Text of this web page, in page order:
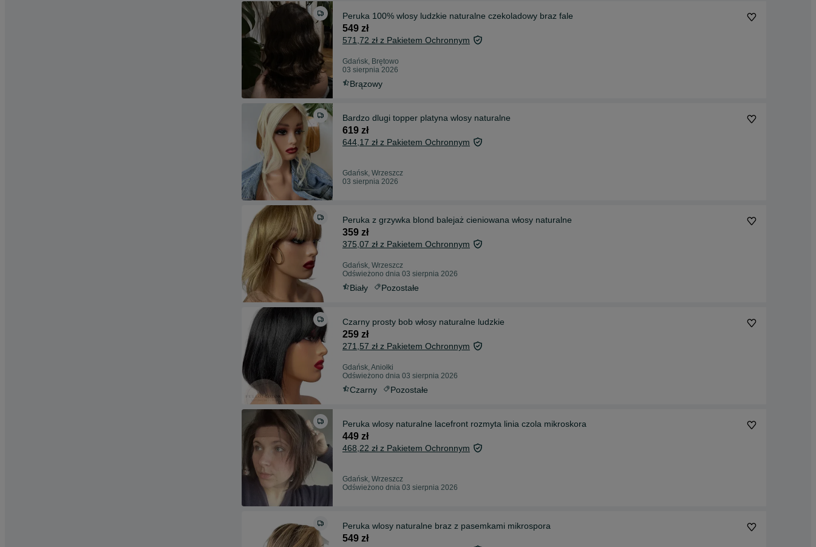
Peruka 100% wlosy ludzkie naturalne czekoladowy braz fale
549 zł
571,72 zł z Pakietem Ochronnym
Gdańsk, Brętowo
03 sierpnia 2026
Brązowy
Bardzo dlugi topper platyna wlosy naturalne
619 zł
644,17 zł z Pakietem Ochronnym
Gdańsk, Wrzeszcz
03 sierpnia 2026
Peruka z grzywka blond balejaż cieniowana włosy naturalne
359 zł
375,07 zł z Pakietem Ochronnym
Gdańsk, Wrzeszcz
Odświeżono dnia 03 sierpnia 2026
Biały Pozostałe
Czarny prosty bob włosy naturalne ludzkie
259 zł
271,57 zł z Pakietem Ochronnym
Gdańsk, Aniołki
Odświeżono dnia 03 sierpnia 2026
Czarny Pozostałe
Peruka wlosy naturalne lacefront rozmyta linia czola mikroskora
449 zł
468,22 zł z Pakietem Ochronnym
Gdańsk, Wrzeszcz
Odświeżono dnia 03 sierpnia 2026
Peruka wlosy naturalne braz z pasemkami mikrospora
549 zł